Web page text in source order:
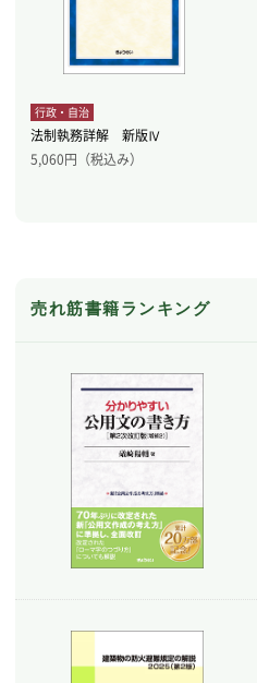
行政・自治
法制執務詳解 新版Ⅳ
5,060円（税込み）
売れ筋書籍ランキング